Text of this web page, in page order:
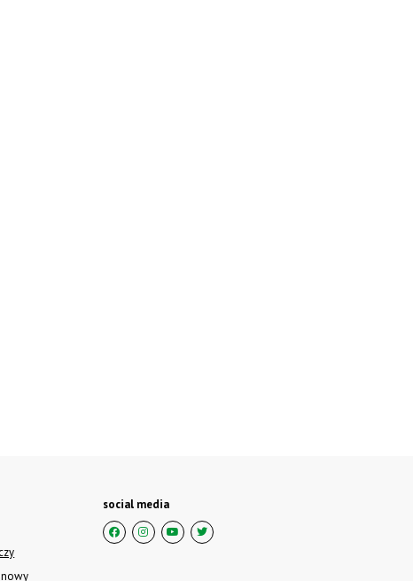
social media